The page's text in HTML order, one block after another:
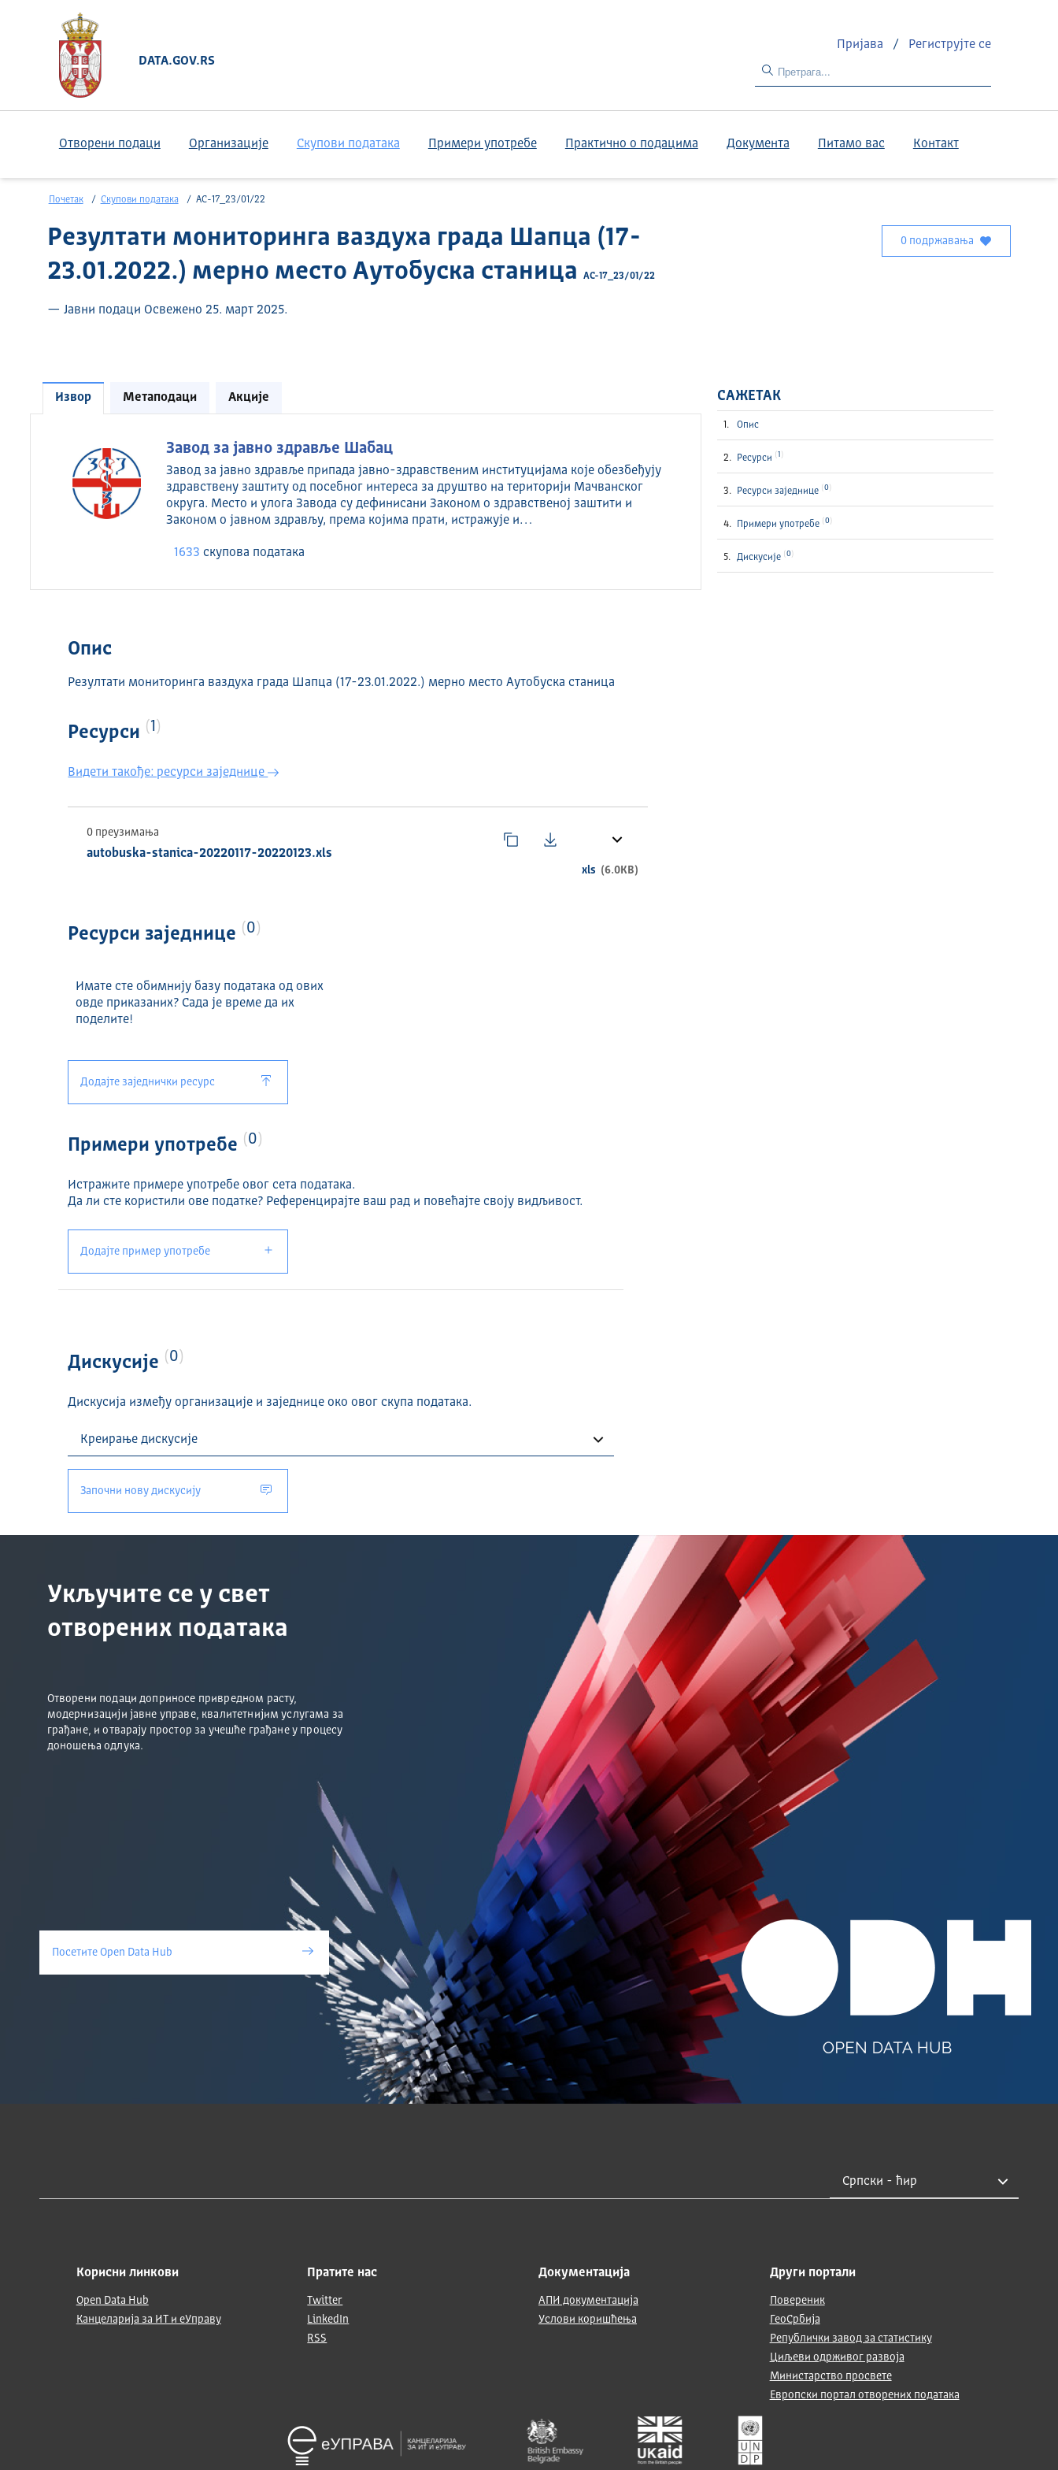
DATA.GOV.RS
Пријава / Региструјте се
Отворени подаци Организације Скупови података Примери употребе Практично о подацима Документа Питамо вас Контакт
Почетак Скупови података АС-17_23/01/22
Резултати мониторинга ваздуха града Шапца (17-
23.01.2022.) мерно место Аутобуска станица
АС-17_23/01/22
— Јавни подаци Освежено 25. март 2025.
0 подржавања
Извор Метаподаци Акције
Завод за јавно здравље Шабац
Завод за јавно здравље припада јавно-здравственим институцијама које обезбеђују
здравствену заштиту од посебног интереса за друштво на територији Мачванског
округа. Место и улога Завода су дефинисани Законом о здравственој заштити и
Законом о јавном здрављу, према којима прати, истражује и…
1633 скуповa података
Опис
Резултати мониторинга ваздуха града Шапца (17-23.01.2022.) мерно место Аутобуска станица
Ресурси 1
Видети такође: ресурси заједнице
0 преузимања
autobuska-stanica-20220117-20220123.xls
xls (6.0KB)
Ресурси заједнице 0
Имате сте обимнију базу података од ових
овде приказаних? Сада је време да их
поделите!
Додајте заједнички ресурс
Примери употребе 0
Истражите примере употребе овог сета података.
Да ли сте користили ове податке? Референцирајте ваш рад и повећајте своју видљивост.
Додајте пример употребе
Дискусије 0
Дискусија између организације и заједнице око овог скупа података.
Започни нову дискусију
САЖЕТАК
Опис
Ресурси 1
Ресурси заједнице 0
Примери употребе 0
Дискусије 0
Укључите се у свет
отворених података
Отворени подаци доприносе привредном расту,
модернизацији јавне управе, квалитетнијим услугама за
грађане, и отварају простор за учешће грађане у процесу
доношења одлука.
Посетите Open Data Hub
Корисни линкови
Open Data Hub
Канцеларија за ИТ и еУправу
Пратите нас
Twitter
LinkedIn
RSS
Документација
АПИ документација
Услови коришћења
Други портали
Повереник
ГеоСрбија
Републички завод за статистику
Циљеви одрживог развоја
Министарство просвете
Европски портал отворених података